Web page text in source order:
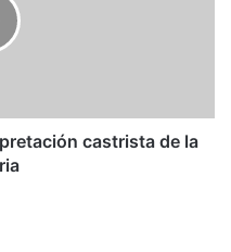
castrista de la